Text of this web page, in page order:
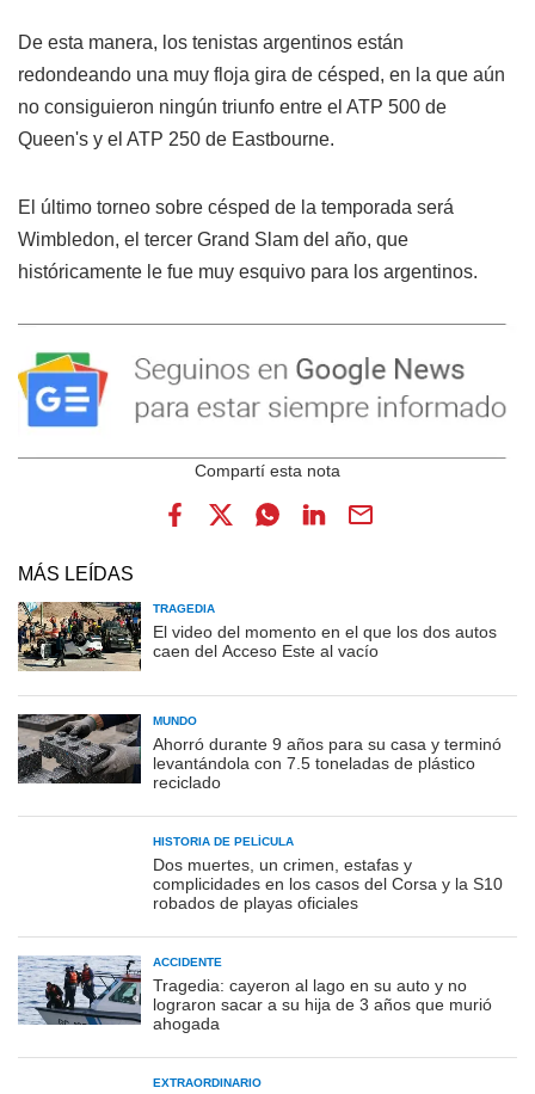
De esta manera, los tenistas argentinos están
redondeando una muy floja gira de césped, en la que aún
no consiguieron ningún triunfo entre el ATP 500 de
Queen's y el ATP 250 de Eastbourne.
El último torneo sobre césped de la temporada será
Wimbledon, el tercer Grand Slam del año, que
históricamente le fue muy esquivo para los argentinos.
MÁS LEÍDAS
TRAGEDIA
El video del momento en el que los dos autos
caen del Acceso Este al vacío
MUNDO
Ahorró durante 9 años para su casa y terminó
levantándola con 7.5 toneladas de plástico
reciclado
HISTORIA DE PELÍCULA
Dos muertes, un crimen, estafas y
complicidades en los casos del Corsa y la S10
robados de playas oficiales
ACCIDENTE
Tragedia: cayeron al lago en su auto y no
lograron sacar a su hija de 3 años que murió
ahogada
EXTRAORDINARIO